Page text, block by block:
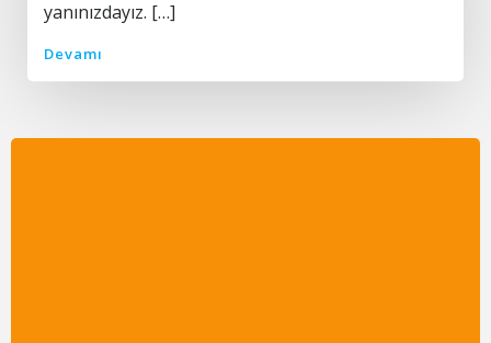
yanınızdayız. […]
Devamı